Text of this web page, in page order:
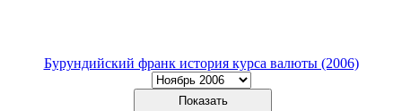
Бурундийский франк история курса валюты (2006)